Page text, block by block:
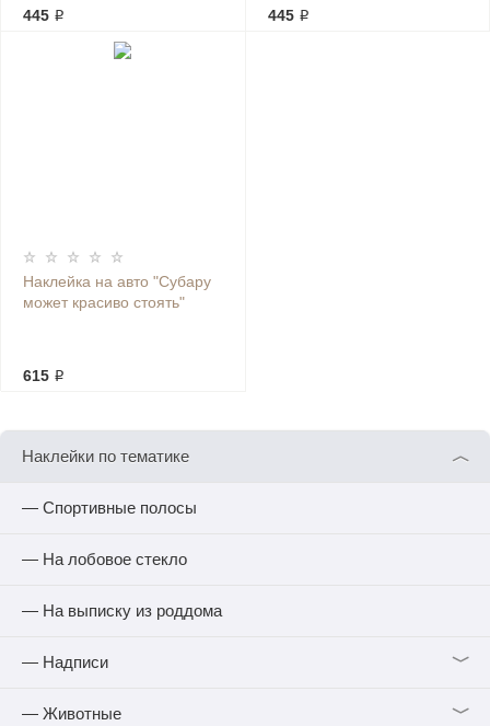
445 ₽ 445 ₽
Наклейка на авто "Субару
может красиво стоять"
615 ₽
Наклейки по тематике ︿
— Спортивные полосы
— На лобовое стекло
— На выписку из роддома
— Надписи ﹀
— Животные ﹀